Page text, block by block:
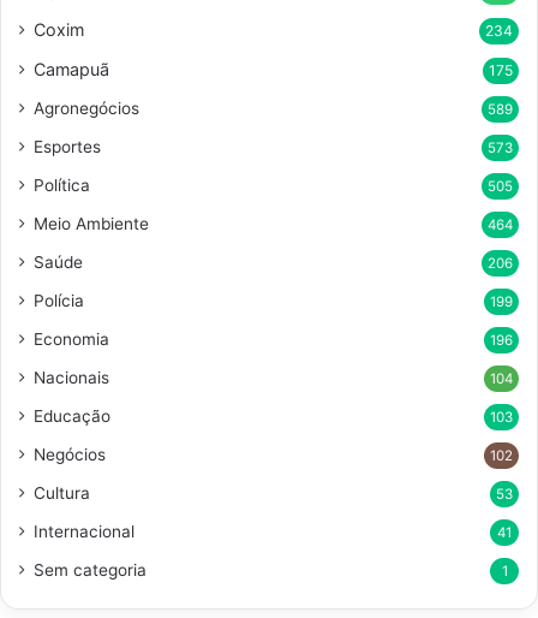
Coxim 234
Camapuã 175
Agronegócios 589
Esportes 573
Política 505
Meio Ambiente 464
Saúde 206
Polícia 199
Economia 196
Nacionais 104
Educação 103
Negócios 102
Cultura 53
Internacional 41
Sem categoria 1